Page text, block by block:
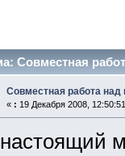
Совместная
Совместная работа над
« : 19 Декабря 2008,